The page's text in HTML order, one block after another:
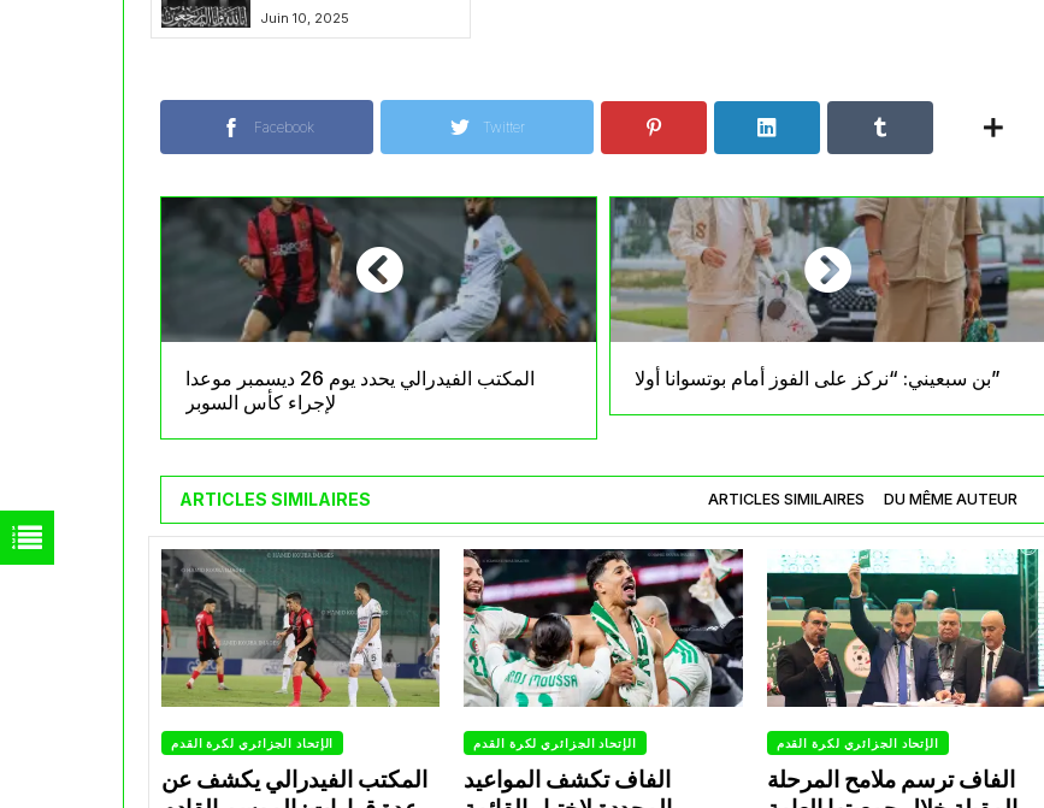
Juin 10, 2025
Facebook Twitter
المكتب الفيدرالي يحدد يوم 26 ديسمبر موعدا
لإجراء كأس السوبر
بن سبعيني: “نركز على الفوز أمام بوتسوانا أولا”
ARTICLES SIMILAIRES ARTICLES SIMILAIRES DU MÊME AUTEUR
الإتحاد الجزائري لكرة القدم
المكتب الفيدرالي يكشف عن
الإتحاد الجزائري لكرة القدم
الفاف تكشف المواعيد
الإتحاد الجزائري لكرة القدم
الفاف ترسم ملامح المرحلة